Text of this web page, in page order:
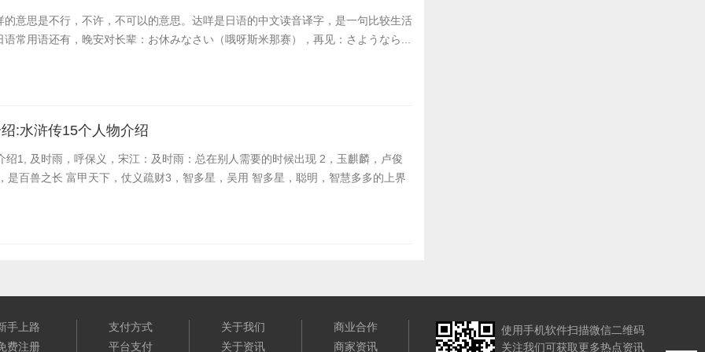
的意思是不行，不许，不可以的意思。达咩是日语的中文读音译字，是一句比较生活
常用语还有，晚安对长辈：お休みなさい（哦呀斯米那赛），再见：さようなら...
:水浒传15个人物介绍
绍1, 及时雨，呼保义，宋江：及时雨：总在别人需要的时候出现 2，玉麒麟，卢俊
是百兽之长 富甲天下，仗义疏财3，智多星，吴用 智多星，聪明，智慧多多的上界
手上路
费注册
支付方式
平台支付
关于我们
关于资讯
商业合作
商家资讯
使用手机软件扫描微信二维码
关注我们可获取更多热点资讯